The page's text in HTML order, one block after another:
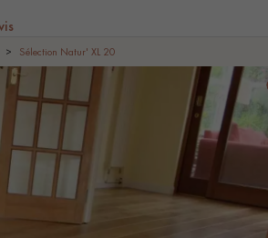
RECHERCHES LES
SOL PLAQUÉ BOIS
VERITABLES
PARQUET VIEILLI
Sélection Natur' XL 20